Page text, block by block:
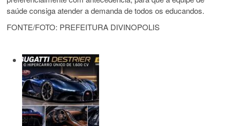
saúde consiga atender a demanda de todos os educandos.
FONTE/FOTO: PREFEITURA DIVINOPOLIS